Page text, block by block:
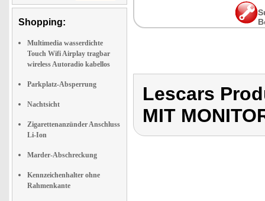
Shopping:
Multimedia wasserdichte
Touch Wifi Airplay tragbar
wireless Autoradio kabellos
Parkplatz-Absperrung
Nachtsicht
Zigarettenanzünder Anschluss
Li-Ion
Marder-Abschreckung
Kennzeichenhalter ohne
Rahmenkante
Lescars
MIT